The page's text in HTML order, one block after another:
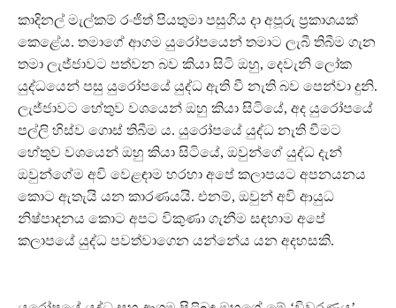
කාදිනල් මැල්කම් රංජිත් පියතුමා පසුගිය දා අපූරු ප‍්‍රකාශයක්
කෙළේය. තමාගේ ආගම යුරෝපයෙන් තමාට ලැබී තිබීම ගැන
තමා ලැජ්ජාවට පත්වන බව කියා සිටි ඔහු, දෙවැනි ලෝක
යුද්ධයෙන් පසු යුරෝපයේ යුද්ධ ඇති වී නැති බව පෙන්වා දුනි.
ලැජ්ජාවට හේතුව වශයෙන් ඔහු කියා සිටියේ, අද යුරෝපයේ
පල්ලි හිස්ව ගොස් තිබීම ය. යුරෝපයේ යුද්ධ නැති වීමට
හේතුව වශයෙන් ඔහු කියා සිටියේ, ඔවුන්ගේ යුද්ධ දැන්
ඔවුන්ගේම අවි වෙළඳාම හරහා අපේ කලාපයට අපනයනය
කොට ඇතැයි යන කාරණයයි. එනම්, ඔවුන් අවි ආයුධ
නිෂ්පාදනය කොට අපට විකුණා ගැනීම සඳහාම අපේ
කලාපයේ යුද්ධ පවත්වාගෙන යන්නේය යන අදහසකි.